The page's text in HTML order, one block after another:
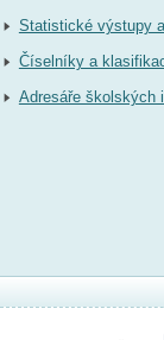
Statistické výstupy
Číselníky a
Adresáře školských